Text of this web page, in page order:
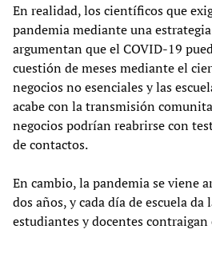
En realidad, los científicos que
pandemia mediante una
argumentan que el COVID-19
cuestión de meses mediante el
negocios no esenciales y las
acabe con la transmisión
negocios podrían reabrirse con
de contactos.
En cambio, la pandemia se viene
dos años, y cada día de escuela
estudiantes y docentes